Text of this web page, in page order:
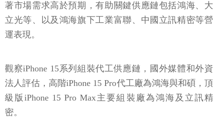
著市場需求高於預期，有助關鍵供應鏈包括鴻海、大
立光等、以及鴻海旗下工業富聯、中國立訊精密等營
運表現。
觀察iPhone 15系列組裝代工供應鏈，國外媒體和外資
法人評估，高階iPhone 15 Pro代工廠為鴻海與和碩，頂
級版iPhone 15 Pro Max主要組裝廠為鴻海及立訊精
密。